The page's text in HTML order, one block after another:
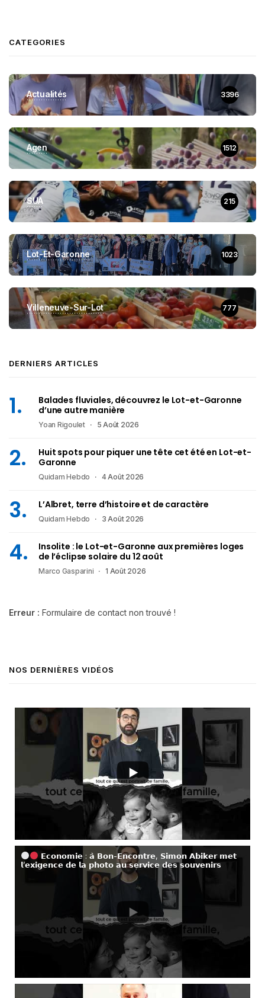
CATEGORIES
Actualités 3396
Agen 1512
SUA 215
Lot-Et-Garonne 1023
Villeneuve-Sur-Lot 777
DERNIERS ARTICLES
Balades fluviales, découvrez le Lot-et-Garonne
d’une autre manière
Yoan Rigoulet 5 Août 2026
Huit spots pour piquer une tête cet été en Lot-et-
Garonne
Quidam Hebdo 4 Août 2026
L’Albret, terre d’histoire et de caractère
Quidam Hebdo 3 Août 2026
Insolite : le Lot-et-Garonne aux premières loges
de l’éclipse solaire du 12 août
Marco Gasparini 1 Août 2026
Erreur : Formulaire de contact non trouvé !
NOS DERNIÈRES VIDÉOS
𝗘𝗰𝗼𝗻𝗼𝗺𝗶𝗲 : 𝗮̀ 𝗕𝗼𝗻-𝗘𝗻𝗰𝗼𝗻𝘁𝗿𝗲, 𝗦𝗶𝗺𝗼𝗻 𝗔𝗯𝗶𝗸𝗲𝗿 𝗺𝗲𝘁
𝗹’𝗲𝘅𝗶𝗴𝗲𝗻𝗰𝗲 𝗱𝗲 𝗹𝗮 𝗽𝗵𝗼𝘁𝗼 𝗮𝘂 𝘀𝗲𝗿𝘃𝗶𝗰𝗲 𝗱𝗲𝘀 𝘀𝗼𝘂𝘃𝗲𝗻𝗶𝗿𝘀